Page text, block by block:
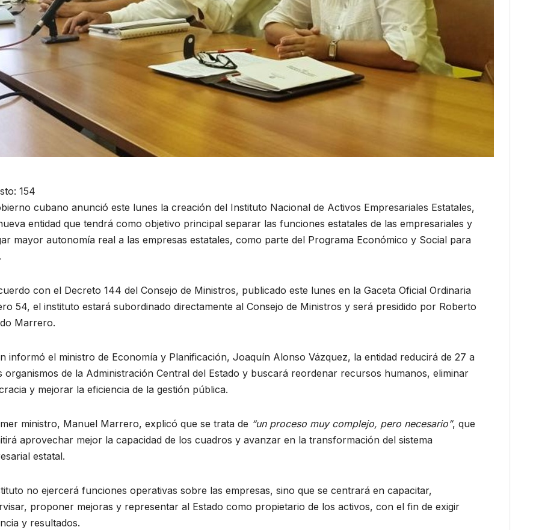
2026
retos y
emociones
NO HAY COMENTARIOS
154
cubano anunció este lunes la creación del Instituto Nacional de Activos Empresariales Estatales,
entidad que tendrá como objetivo principal separar las funciones estatales de las empresariales y
mayor autonomía real a las empresas estatales, como parte del Programa Económico y Social para
con el Decreto 144 del Consejo de Ministros, publicado este lunes en la Gaceta Oficial Ordinaria
54, el instituto estará subordinado directamente al Consejo de Ministros y será presidido por Roberto
Marrero.
informó el ministro de Economía y Planificación, Joaquín Alonso Vázquez, la entidad reducirá de 27 a
organismos de la Administración Central del Estado y buscará reordenar recursos humanos, eliminar
y mejorar la eficiencia de la gestión pública.
ministro, Manuel Marrero, explicó que se trata de “un proceso muy complejo, pero necesario”, que
aprovechar mejor la capacidad de los cuadros y avanzar en la transformación del sistema
estatal.
no ejercerá funciones operativas sobre las empresas, sino que se centrará en capacitar,
proponer mejoras y representar al Estado como propietario de los activos, con el fin de exigir
y resultados.